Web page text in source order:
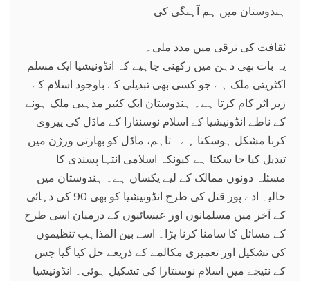
ہندوستان میں ہم آہنگی کی
ثقافت کی ترقی میں مدد ملی۔
یہ بات بھی ذہن میں رکھنی چاہیے کہ انڈونیشیا ایک مسلم
اکثریتی ملک ہے جو کسی بھی تبدیلی کے باوجود اسلام کے
زیر اثر کام کرتا ہے۔ ہندوستان ایک کثیر مذہبی ملک ہونے
کے ناطے انڈونیشیا کے اسلام نوسنتارا کے ماڈل کی پیروی
کرنا مشکل ہوسکتا ہے۔ تاہم، ماڈل کو بھارتی ورژن میں
تبدیل کیا جا سکتا ہے کیونکہ اسلامی انتہا پسندی کا
مسئلہ دونوں ممالک کے لیے یکساں ہے۔ ہندوستان میں
حالیہ ادے پور قتل کی طرح انڈونیشیا کو بھی 90 کی دہائی
کے آخر میں مسلمانوں اور عیسائیوں کے درمیان اسی طرح
کے مسائل کا سامنا کرنا پڑا۔ اسے بین المذاہب تنظیموں
کی تشکیل اور تعمیری مکالمے کے ذریعے حل کیا گیا جس
کے نتیجے میں اسلام نوسنتارا کی تشکیل ہوئی۔ انڈونیشیا